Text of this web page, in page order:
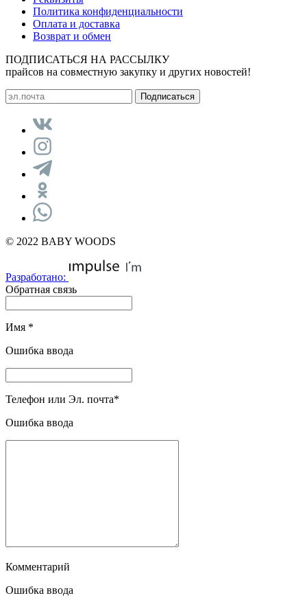
Политика конфиденциальности
Оплата и доставка
Возврат и обмен
ПОДПИСАТЬСЯ НА РАССЫЛКУ
прайсов на совместную закупку и других новостей!
© 2022 BABY WOODS
Разработано:
Обратная связь
Имя *
Ошибка ввода
Телефон или Эл. почта*
Ошибка ввода
Комментарий
Ошибка ввода